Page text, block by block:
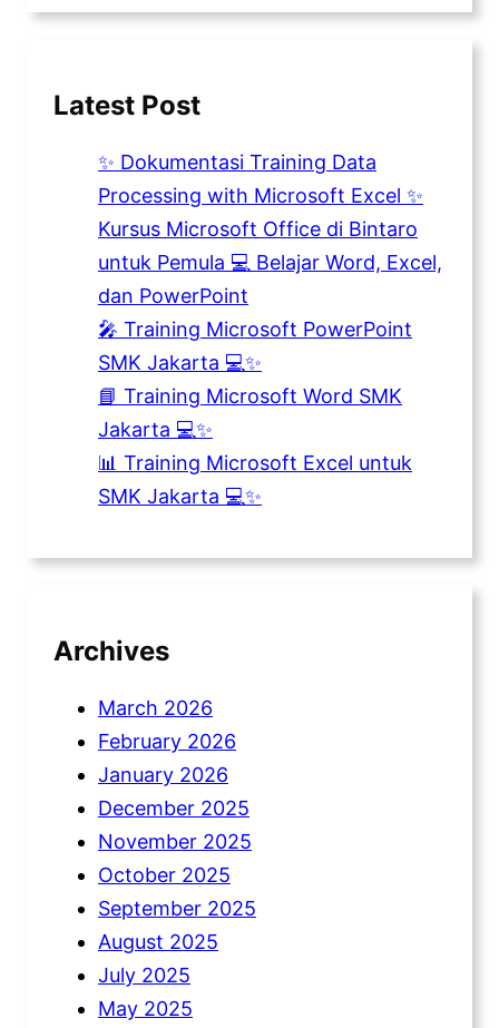
Latest Post
✨ Dokumentasi Training Data
Processing with Microsoft Excel ✨
Kursus Microsoft Office di Bintaro
untuk Pemula 💻 Belajar Word, Excel,
dan PowerPoint
🎤 Training Microsoft PowerPoint
SMK Jakarta 💻✨
📘 Training Microsoft Word SMK
Jakarta 💻✨
📊 Training Microsoft Excel untuk
SMK Jakarta 💻✨
Archives
March 2026
February 2026
January 2026
December 2025
November 2025
October 2025
September 2025
August 2025
July 2025
May 2025